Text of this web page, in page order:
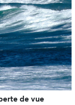
de vue